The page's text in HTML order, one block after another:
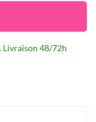
Livraison 48/72h